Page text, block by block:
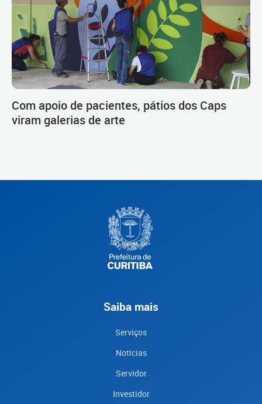
Com apoio de pacientes, pátios dos Caps
viram galerias de arte
Saiba mais
Serviços
Notícias
Servidor
Investidor